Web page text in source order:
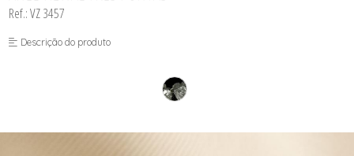
Ref.: VZ 3457
Descrição do produto